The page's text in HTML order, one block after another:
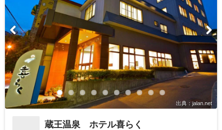
出典：jalan.net
蔵王温泉 ホテル喜らく